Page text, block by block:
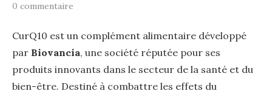
0 commentaire
CurQ10 est un complément alimentaire développé
par Biovancia, une société réputée pour ses
produits innovants dans le secteur de la santé et du
bien-être. Destiné à combattre les effets du